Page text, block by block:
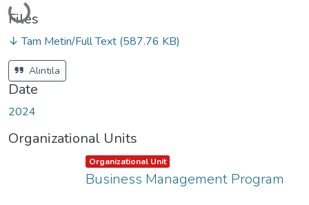
Loading...
Files
↓ Tam Metin/Full Text (587.76 KB)
Alıntıla
Date
2024
Organizational Units
Item type:
Organizational Unit ,
Business Management Program